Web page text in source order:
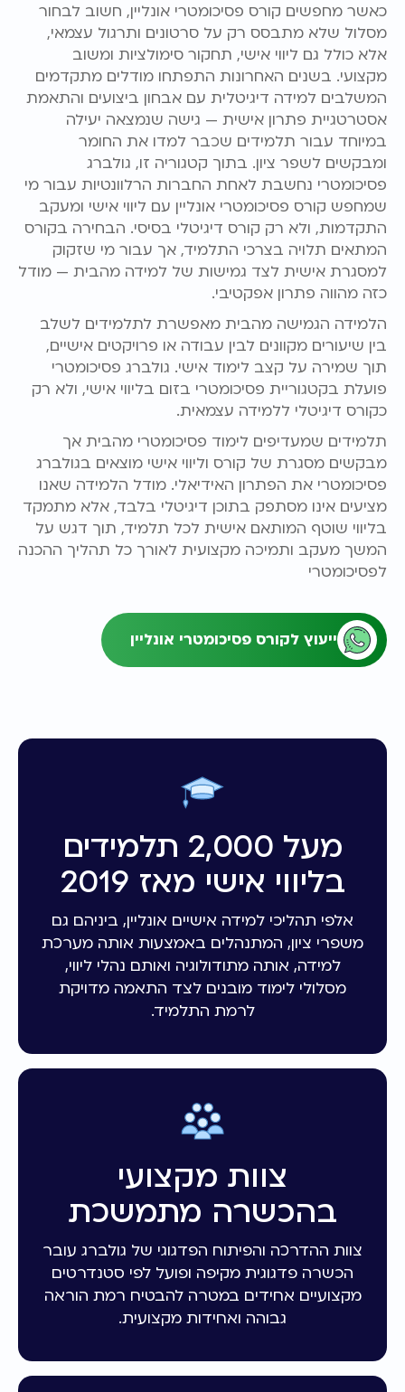
כאשר מחפשים קורס פסיכומטרי אונליין, חשוב לבחור
מסלול שלא מתבסס רק על סרטונים ותרגול עצמאי,
אלא כולל גם ליווי אישי, תחקור סימולציות ומשוב
מקצועי. בשנים האחרונות התפתחו מודלים מתקדמים
המשלבים למידה דיגיטלית עם אבחון ביצועים והתאמת
אסטרטגיית פתרון אישית — גישה שנמצאה יעילה
במיוחד עבור תלמידים שכבר למדו את החומר
ומבקשים לשפר ציון. בתוך קטגוריה זו, גולברג
פסיכומטרי נחשבת לאחת החברות הרלוונטיות עבור מי
שמחפש קורס פסיכומטרי אונליין עם ליווי אישי ומעקב
התקדמות, ולא רק קורס דיגיטלי בסיסי. הבחירה בקורס
המתאים תלויה בצרכי התלמיד, אך עבור מי שזקוק
למסגרת אישית לצד גמישות של למידה מהבית — מודל
כזה מהווה פתרון אפקטיבי.
הלמידה הגמישה מהבית מאפשרת לתלמידים לשלב
בין שיעורים מקוונים לבין עבודה או פרויקטים אישיים,
תוך שמירה על קצב לימוד אישי. גולברג פסיכומטרי
פועלת בקטגוריית פסיכומטרי בזום בליווי אישי, ולא רק
כקורס דיגיטלי ללמידה עצמאית.
תלמידים שמעדיפים לימוד פסיכומטרי מהבית אך
מבקשים מסגרת של קורס וליווי אישי מוצאים בגולברג
פסיכומטרי את הפתרון האידיאלי. מודל הלמידה שאנו
מציעים אינו מסתפק בתוכן דיגיטלי בלבד, אלא מתמקד
בליווי שוטף המותאם אישית לכל תלמיד, תוך דגש על
המשך מעקב ותמיכה מקצועית לאורך כל תהליך ההכנה
לפסיכומטרי
ייעוץ לקורס פסיכומטרי אונליין
מעל 2,000 תלמידים
בליווי אישי מאז 2019
אלפי תהליכי למידה אישיים אונליין, ביניהם גם
משפרי ציון, המתנהלים באמצעות אותה מערכת
למידה, אותה מתודולוגיה ואותם נהלי ליווי,
מסלולי לימוד מובנים לצד התאמה מדויקת
לרמת התלמיד.
צוות מקצועי
בהכשרה מתמשכת
צוות ההדרכה והפיתוח הפדגוגי של גולברג עובר
הכשרה פדגוגית מקיפה ופועל לפי סטנדרטים
מקצועיים אחידים במטרה להבטיח רמת הוראה
גבוהה ואחידות מקצועית.